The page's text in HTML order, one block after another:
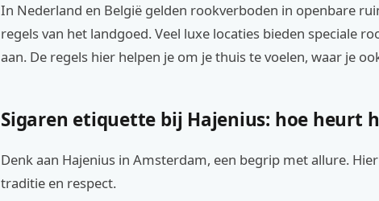
In Nederland en België gelden rookverboden in openbare
regels van het landgoed. Veel luxe locaties bieden speciale
aan. De regels hier helpen je om je thuis te voelen, waar je
Sigaren etiquette bij Hajenius: hoe heurt
Denk aan Hajenius in Amsterdam, een begrip met allure.
traditie en respect.